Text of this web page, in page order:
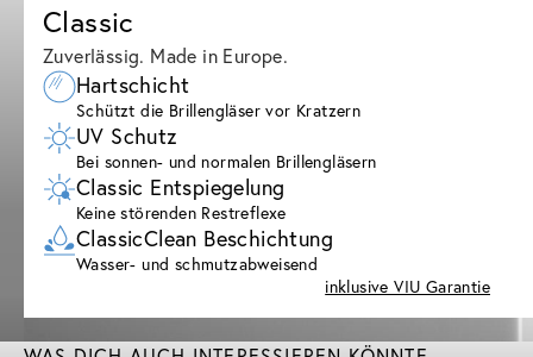
Classic
Zuverlässig. Made in Europe.
Hartschicht
Schützt die Brillengläser vor Kratzern
UV Schutz
Bei sonnen- und normalen Brillengläsern
Classic Entspiegelung
Keine störenden Restreflexe
ClassicClean Beschichtung
Wasser- und schmutzabweisend
inklusive VIU Garantie